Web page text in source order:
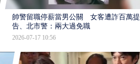
帥警留職停薪當男公關 女客遭詐百萬提
告、北市警：兩大過免職
2026-07-17 10:56